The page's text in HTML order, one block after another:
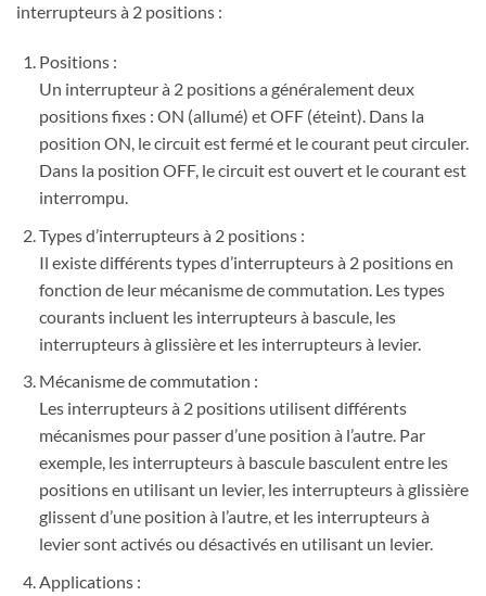
interrupteurs à 2 positions :
Positions :
Un interrupteur à 2 positions a généralement deux
positions fixes : ON (allumé) et OFF (éteint). Dans la
position ON, le circuit est fermé et le courant peut circuler.
Dans la position OFF, le circuit est ouvert et le courant est
interrompu.
Types d’interrupteurs à 2 positions :
Il existe différents types d’interrupteurs à 2 positions en
fonction de leur mécanisme de commutation. Les types
courants incluent les interrupteurs à bascule, les
interrupteurs à glissière et les interrupteurs à levier.
Mécanisme de commutation :
Les interrupteurs à 2 positions utilisent différents
mécanismes pour passer d’une position à l’autre. Par
exemple, les interrupteurs à bascule basculent entre les
positions en utilisant un levier, les interrupteurs à glissière
glissent d’une position à l’autre, et les interrupteurs à
levier sont activés ou désactivés en utilisant un levier.
Applications :